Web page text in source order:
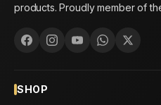
products. Proudly member of
SHOP